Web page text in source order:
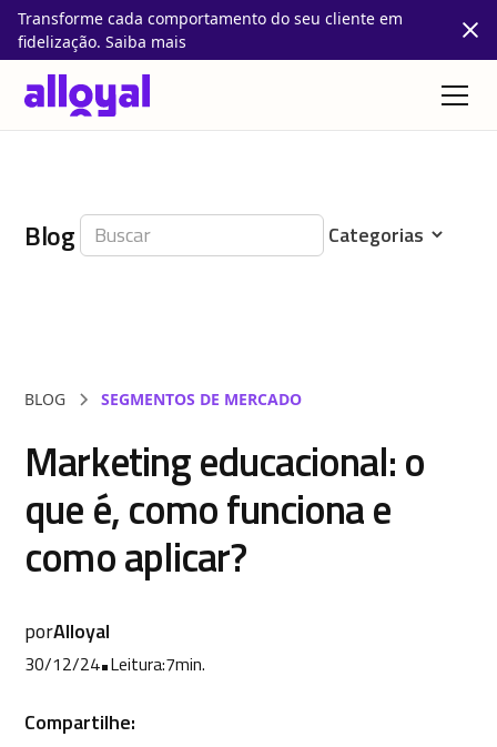
Transforme cada comportamento do seu cliente em
fidelização. Saiba mais
Blog
BLOG SEGMENTOS DE MERCADO
Marketing educacional: o
que é, como funciona e
como aplicar?
porAlloyal
30/12/24•Leitura:7min.
Compartilhe: